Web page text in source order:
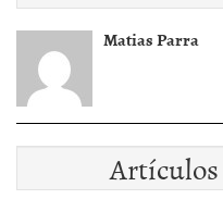
Matias Parra